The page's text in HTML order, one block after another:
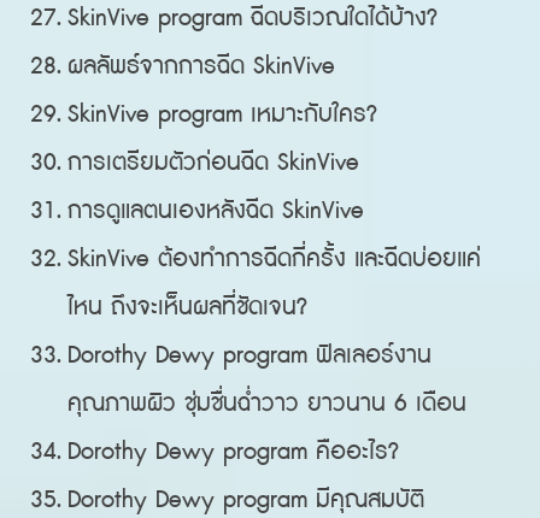
SkinVive program ฉีดบริเวณใดได้บ้าง?
ผลลัพธ์จากการฉีด SkinVive
SkinVive program เหมาะกับใคร?
การเตรียมตัวก่อนฉีด SkinVive
การดูแลตนเองหลังฉีด SkinVive
SkinVive ต้องทำการฉีดกี่ครั้ง และฉีดบ่อยแค่
ไหน ถึงจะเห็นผลที่ชัดเจน?
Dorothy Dewy program ฟิลเลอร์งาน
คุณภาพผิว ชุ่มชื่นฉ่ำวาว ยาวนาน 6 เดือน
Dorothy Dewy program คืออะไร?
Dorothy Dewy program มีคุณสมบัติ